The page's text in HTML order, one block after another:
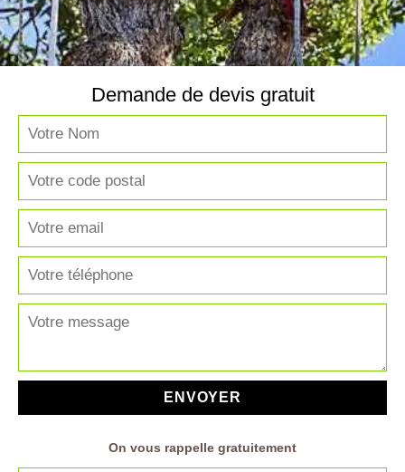
Demande de devis gratuit
On vous rappelle gratuitement